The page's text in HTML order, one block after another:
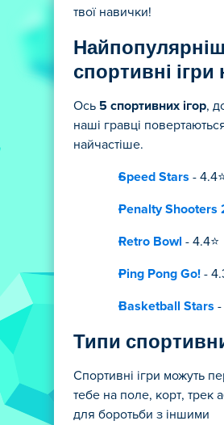
твої навички!
спортивні ігри
Ось 5 спортивних ігор,
наші гравці
найчастіше.
Speed Stars -
Penalty Shooters
Retro Bowl - 4.4⭐
Ping Pong Go! -
Basketball Stars -
Типи
Спортивні ігри можуть
тебе на поле, корт, трек
для боротьби з іншими